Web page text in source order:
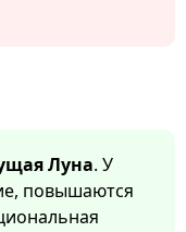
Луна. У
повышаются